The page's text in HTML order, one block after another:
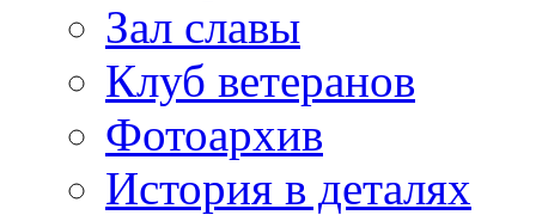
Зал славы
Клуб ветеранов
Фотоархив
История в деталях